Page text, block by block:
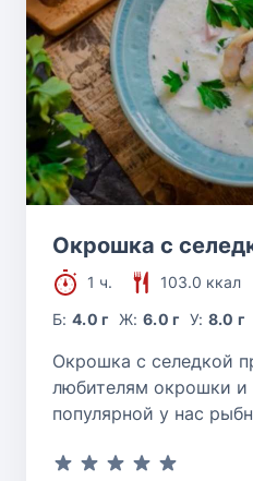
Окрошка с
1 ч.
103.0 ккал
Б:4.0 г Ж: 6.0 г У: 8.0 г
Окрошка с селедкой
любителям окрошки и
популярной у нас